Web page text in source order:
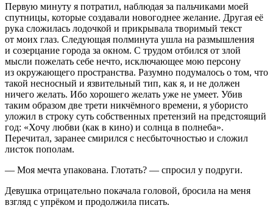
Первую минуту я потратил, наблюдая за пальчиками моей
спутницы, которые создавали новогоднее желание. Другая её
рука сложилась лодочкой и прикрывала творимый текст
от моих глаз. Следующая полминута ушла на размышления
и созерцание города за окном. С трудом отбился от злой
мысли пожелать себе нечто, исключающее мою персону
из окружающего пространства. Разумно подумалось о том, что
такой несносный и язвительный тип, как я, и не должен
ничего желать. Ибо хорошего желать уже не умеет. Убив
таким образом две трети никчёмного времени, я убористо
уложил в строку суть собственных претензий на предстоящий
год: «Хочу любви (как в кино) и солнца в полнеба».
Перечитал, заранее смирился с несбыточностью и сложил
листок пополам.
— Моя мечта упакована. Глотать? — спросил у подруги.
Девушка отрицательно покачала головой, бросила на меня
взгляд с упрёком и продолжила писать.